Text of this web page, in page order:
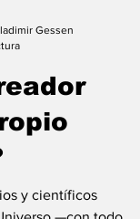
Gessen